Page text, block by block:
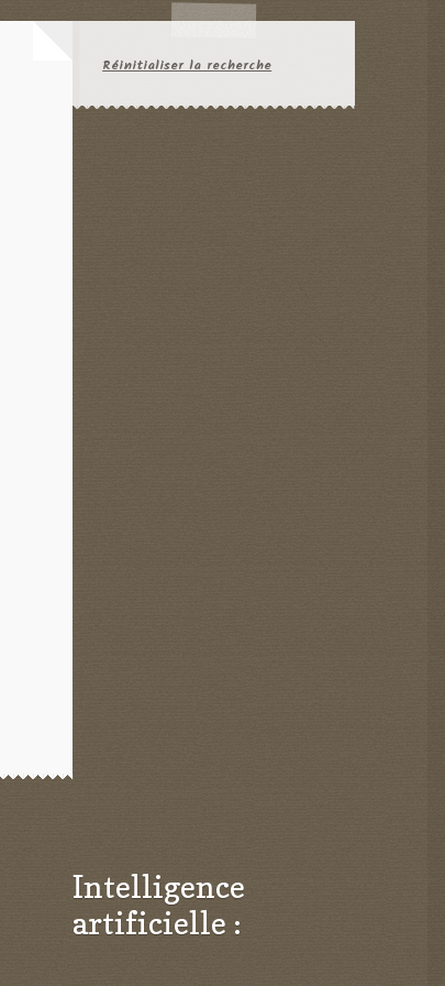
Réinitialiser la recherche
Intelligence
artificielle :